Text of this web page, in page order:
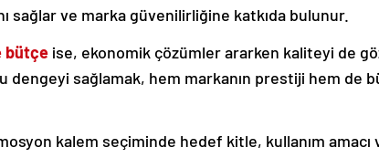
sağlar ve marka güvenilirliğine katkıda bulunur.
bütçe ise, ekonomik çözümler ararken kaliteyi de
dengeyi sağlamak, hem markanın prestiji hem de
kalem seçiminde hedef kitle, kullanım